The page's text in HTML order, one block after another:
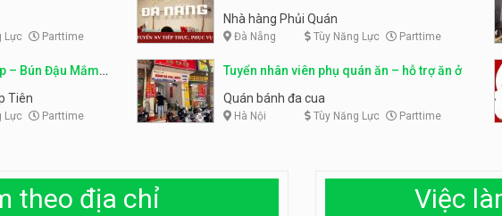
Lực Parttime
Nhà hàng Phủi Quán
Đà Nẵng Tùy Năng Lực Parttime
– Bún Đậu Mắm
Tiên
Lực Parttime
Tuyển nhân viên phụ quán ăn – hỗ trợ ăn ở
Quán bánh đa cua
Hà Nội Tùy Năng Lực Parttime
theo địa chỉ Việc